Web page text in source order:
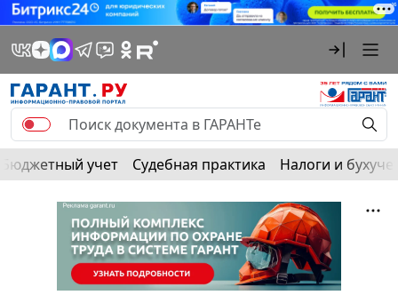
Бюджетный учет Судебная практика Налоги и